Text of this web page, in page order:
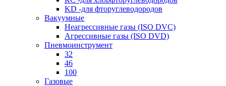
KD -для фторуглеводородов
Вакуумные
Неагрессивные газы (ISO DVC)
Агрессивные газы (ISO DVD)
Пневмоинструмент
32
46
100
Газовые